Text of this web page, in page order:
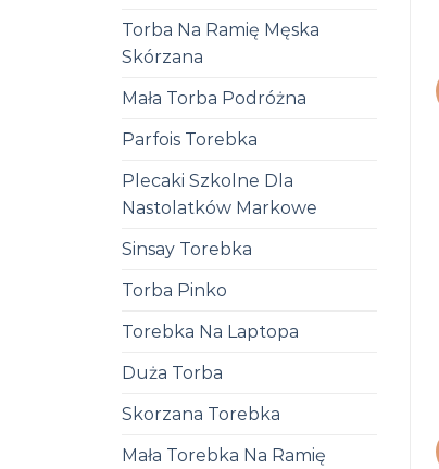
Torba Na Ramię Męska
Skórzana
Mała Torba Podróżna
Parfois Torebka
Plecaki Szkolne Dla
Nastolatków Markowe
Sinsay Torebka
Torba Pinko
Torebka Na Laptopa
Duża Torba
Skorzana Torebka
Mała Torebka Na Ramię